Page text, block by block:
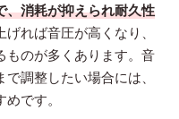
、消耗が抑えられ耐久性
げれば音圧が高くなり、
ものが多くあります。音
調整したい場合には、
です。